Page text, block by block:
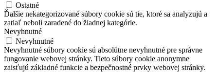
Ostatné
Ďalšie nekategorizované súbory cookie sú tie, ktoré sa analyzujú a
zatiaľ neboli zaradené do žiadnej kategórie.
Nevyhnutné
Nevyhnutné
Nevyhnutné súbory cookie sú absolútne nevyhnutné pre správne
fungovanie webovej stránky. Tieto súbory cookie anonymne
zaisťujú základné funkcie a bezpečnostné prvky webovej stránky.